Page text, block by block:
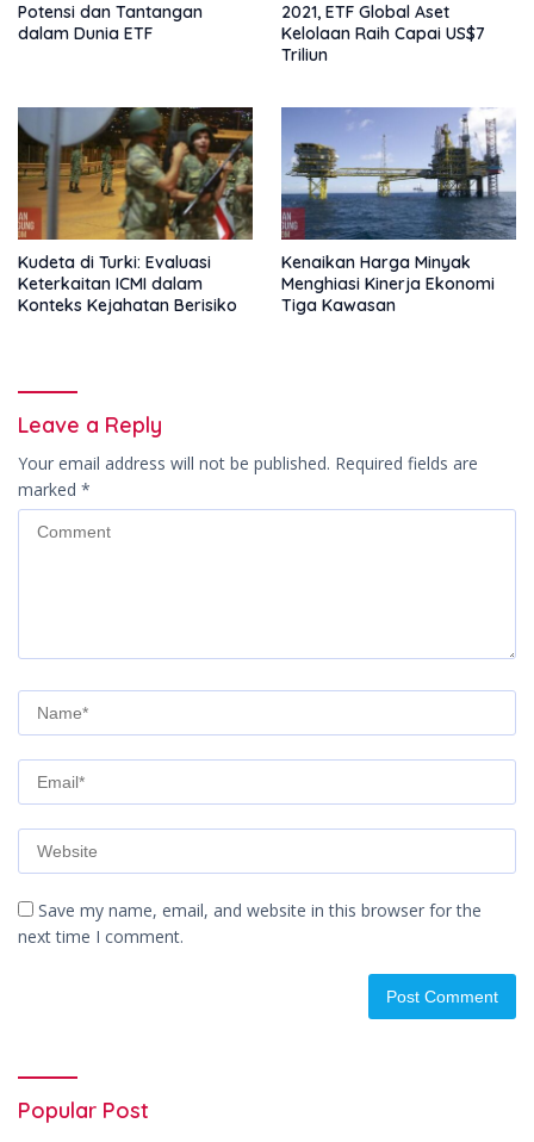
Potensi dan Tantangan
dalam Dunia ETF
2021, ETF Global Aset
Kelolaan Raih Capai US$7
Triliun
Kudeta di Turki: Evaluasi
Keterkaitan ICMI dalam
Konteks Kejahatan Berisiko
Kenaikan Harga Minyak
Menghiasi Kinerja Ekonomi
Tiga Kawasan
Leave a Reply
Your email address will not be published. Required fields are
marked *
Save my name, email, and website in this browser for the
next time I comment.
Popular Post